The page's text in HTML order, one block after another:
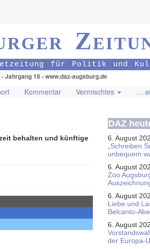
für Politik und
Jahrgang 18 - www.daz-augsburg.de
Kommentar Vermischtes …
behalten und künftige
DAZ
6. August
„Schreiben
unbequem
6. August
Zoo
6. August
Liebe und
Belcanto-
6. August
der Europa-